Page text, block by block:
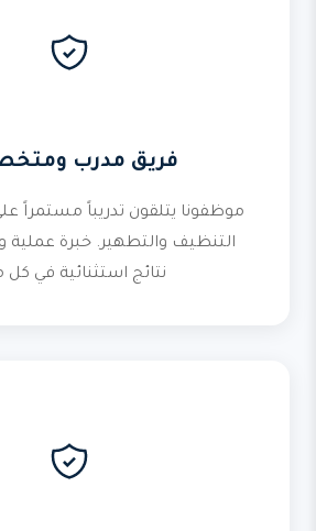
فريق مدرب
موظفونا يتلقون تدريباً مستمراً
التنظيف والتطهير. خبرة
نتائج استثنائية في كل